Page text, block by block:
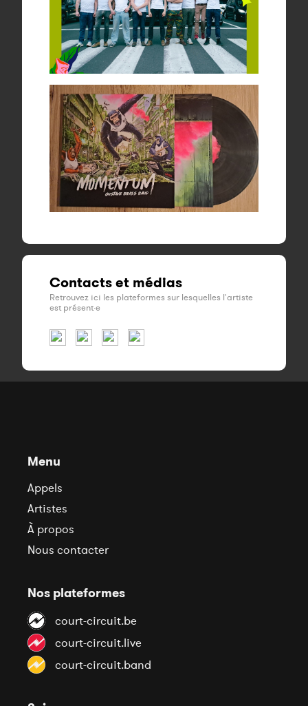
Contacts et médias
Retrouvez ici les plateformes sur lesquelles l'artiste
est présent·e
Menu
Appels
Artistes
À propos
Nous contacter
Nos plateformes
court-circuit.be
court-circuit.live
court-circuit.band